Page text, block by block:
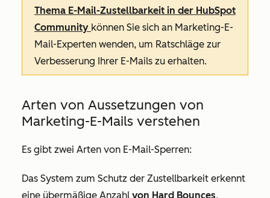
Thema E-Mail-Zustellbarkeit in der HubSpot
Community können Sie sich an Marketing-E-
Mail-Experten wenden, um Ratschläge zur
Verbesserung Ihrer E-Mails zu erhalten.
Arten von Aussetzungen von
Marketing-E-Mails verstehen
Es gibt zwei Arten von E-Mail-Sperren:
Das System zum Schutz der Zustellbarkeit erkennt
eine übermäßige Anzahl von Hard Bounces,